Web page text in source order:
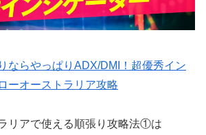
ならやっぱりADX/DMI！超優秀イン
ーオーストラリア攻略
リアで使える順張り攻略法①は